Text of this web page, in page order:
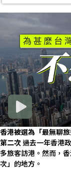
香港被選為「最無聊
第二次 過去一年香港
多旅客訪港。然而，
次」的地方。